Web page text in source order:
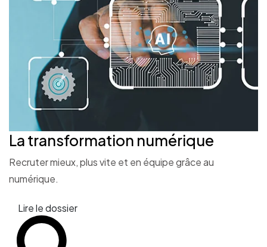
La transformation numérique
Recruter mieux, plus vite et en équipe grâce au
numérique.
Lire le dossier